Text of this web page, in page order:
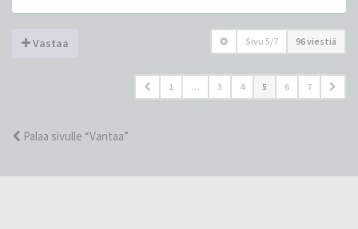
Vastaa Sivu 5/7 96 viestiä
1 … 3 4 5 6 7
Palaa sivulle “Vantaa”